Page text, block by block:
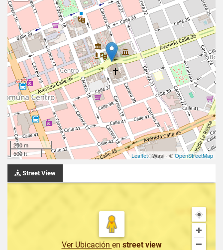
200 m
500 ft
Leaflet| Wasi - ©OpenStreetMap
Street View
Ver Ubicación en street view